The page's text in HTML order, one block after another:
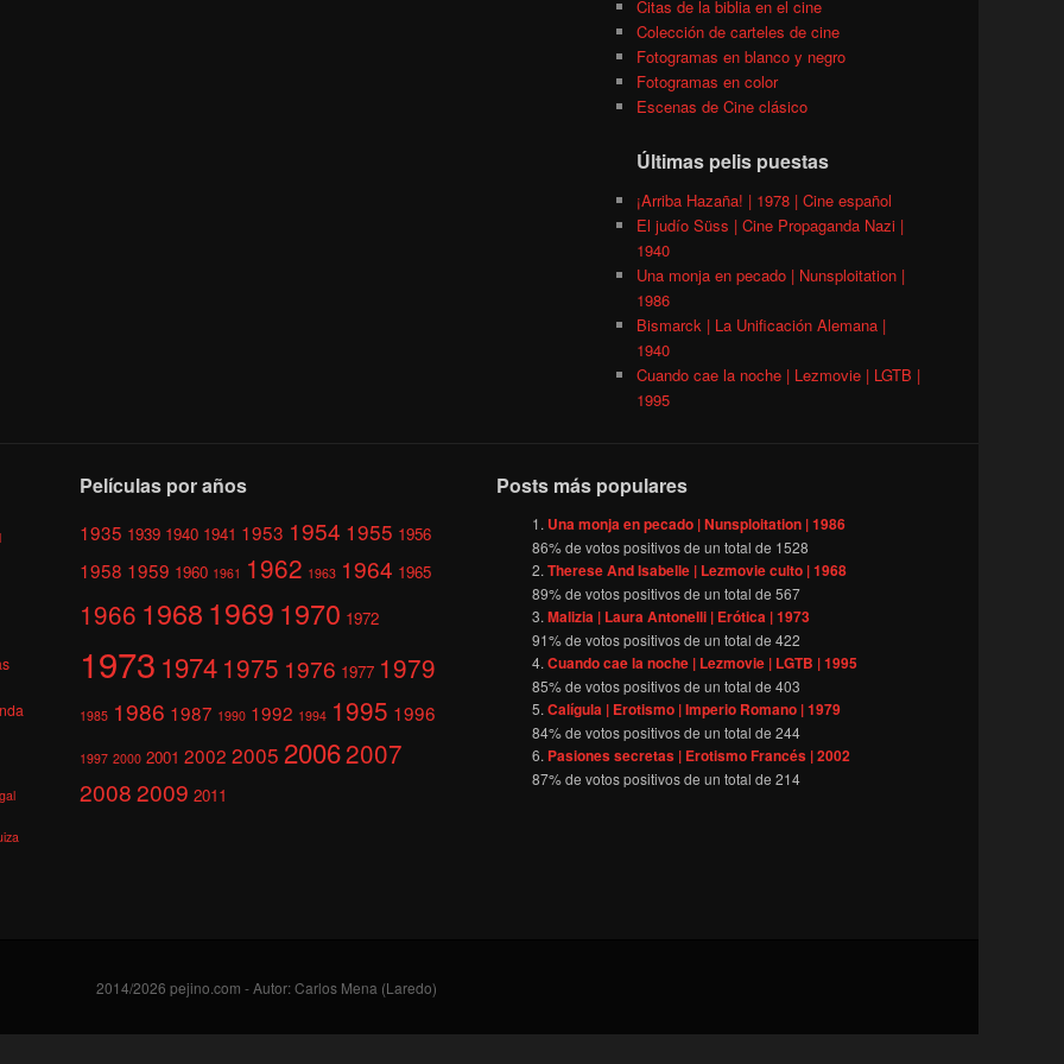
Citas de la biblia en el cine
Colección de carteles de cine
Fotogramas en blanco y negro
Fotogramas en color
Escenas de Cine clásico
Últimas pelis puestas
¡Arriba Hazaña! | 1978 | Cine español
El judío Süss | Cine Propaganda Nazi |
1940
Una monja en pecado | Nunsploitation |
1986
Bismarck | La Unificación Alemana |
1940
Cuando cae la noche | Lezmovie | LGTB |
1995
Películas por años
1935 1939 1940 1941 1953 1954 1955 1956
1958 1959 1960 1961 1962 1963 1964 1965
1966 1968 1969 1970 1972
1973 1974 1975 1976 1977 1979
1985 1986 1987 1990 1992 1994 1995 1996
1997 2000 2001 2002 2005 20062007
20082009 2011
Posts más populares
Una monja en pecado | Nunsploitation | 1986
86% de votos positivos de un total de 1528
Therese And Isabelle | Lezmovie culto | 1968
89% de votos positivos de un total de567
Malizia | Laura Antonelli | Erótica | 1973
91% de votos positivos de un total de422
Cuando cae la noche | Lezmovie | LGTB | 1995
85% de votos positivos de un total de403
Calígula | Erotismo | Imperio Romano | 1979
84% de votos positivos de un total de244
Pasiones secretas | Erotismo Francés | 2002
87% de votos positivos de un total de214
2014/2026 pejino.com - Autor: Carlos Mena (Laredo)